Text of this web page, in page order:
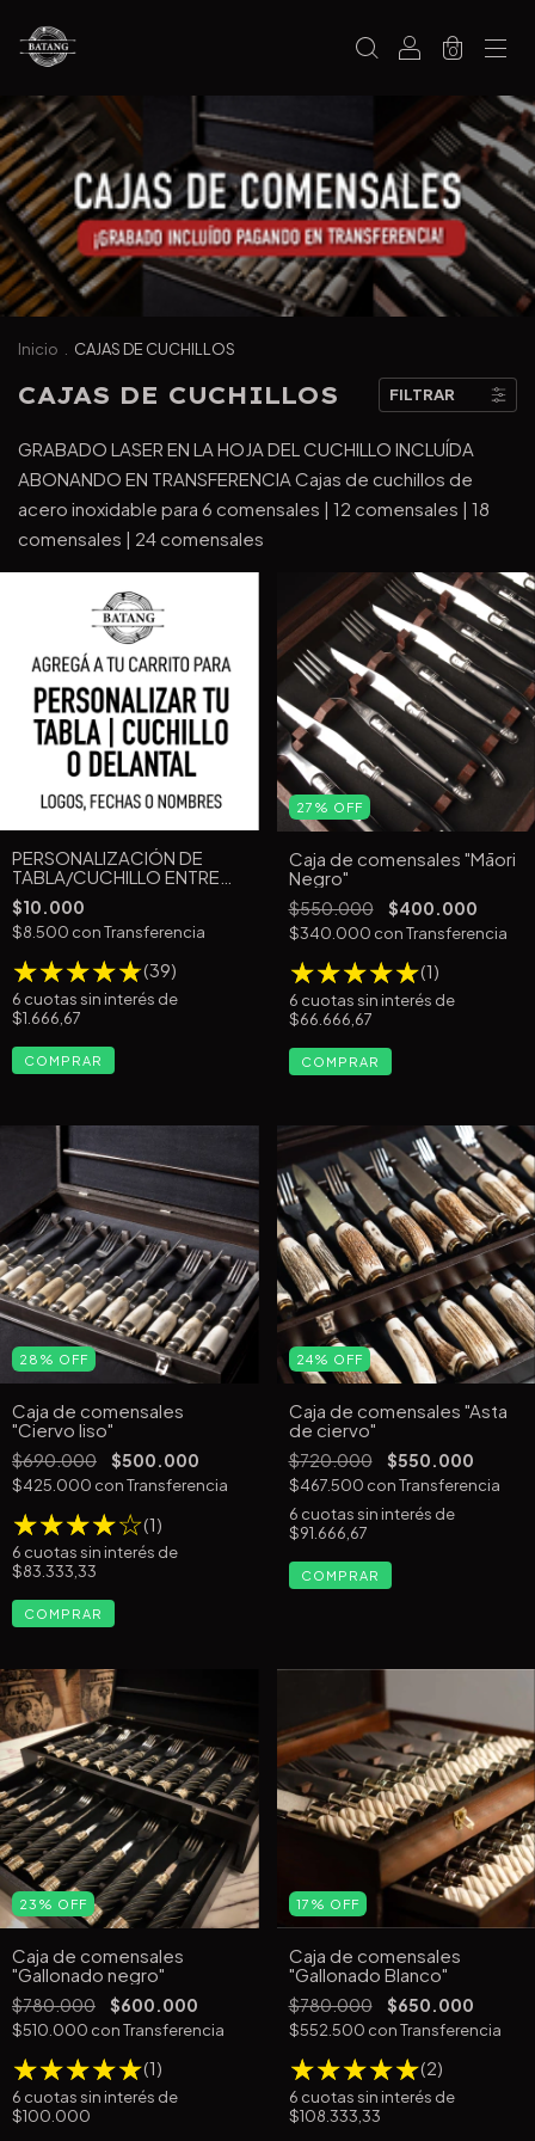
0
Inicio CAJAS DE CUCHILLOS
CAJAS DE CUCHILLOS FILTRAR
GRABADO LASER EN LA HOJA DEL CUCHILLO INCLUÍDA
ABONANDO EN TRANSFERENCIA Cajas de cuchillos de
acero inoxidable para 6 comensales | 12 comensales | 18
comensales | 24 comensales
PERSONALIZACIÓN DE
TABLA/CUCHILLO ENTRE
5CM Y 10CM9
$10.000
$8.500 conTransferencia
(39)
6 cuotas sin interés de
$1.666,67
27 % OFF
Caja de comensales "Māori
Negro"
$550.000 $400.000
$340.000 conTransferencia
(1)
6 cuotas sin interés de
$66.666,67
COMPRAR
28 % OFF
Caja de comensales
"Ciervo liso"
$690.000 $500.000
$425.000 conTransferencia
(1)
6 cuotas sin interés de
$83.333,33
COMPRAR
24% OFF
Caja de comensales "Asta
de ciervo"
$720.000 $550.000
$467.500 conTransferencia
6 cuotas sin interés de
$91.666,67
COMPRAR
23 % OFF
Caja de comensales
"Gallonado negro"
$780.000 $600.000
$510.000 conTransferencia
(1)
6 cuotas sin interés de
$100.000
17 % OFF
Caja de comensales
"Gallonado Blanco"
$780.000 $650.000
$552.500 conTransferencia
(2)
6 cuotas sin interés de
$108.333,33